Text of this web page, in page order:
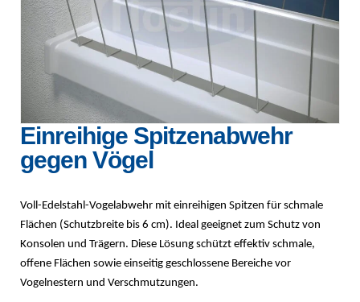
Einreihige Spitzenabwehr
gegen Vögel
Voll-Edelstahl-Vogelabwehr mit einreihigen Spitzen für schmale
Flächen (Schutzbreite bis 6 cm). Ideal geeignet zum Schutz von
Konsolen und Trägern. Diese Lösung schützt effektiv schmale,
offene Flächen sowie einseitig geschlossene Bereiche vor
Vogelnestern und Verschmutzungen.